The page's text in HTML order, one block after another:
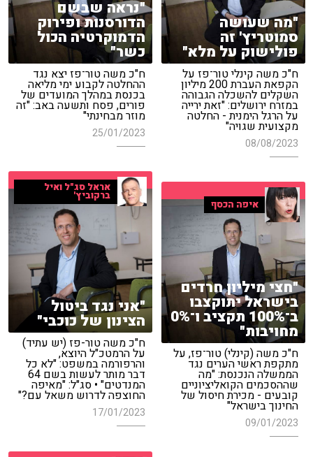
"מה שעושה
סמוטריץ' זה
פולישוק על מלא"
ח"כ משה קינלי טור־פז על
הקפאת העברת 200 מיליון
השקלים להשכלה הגבוהה
במזרח ירושלים: "זאת ירייה
על הרגל הימנית - החלטה
מקצועית שגויה"
08/08/2023
"נראה שבשם
הדורסנות ופירוק
הדמוקרטיה הכול
כשר"
ח"כ משה טור־פז יצא נגד
ההחלטה לקבוע ימי מליאה
בכנסת במהלך המועדים של
פורים, פסח ותשעה באב: "זה
מוזר מבחינתי"
25/01/2023
אראל סג"ל ואיל
ברקוביץ'
"אני נגד ביטול
הצינון של כוכבי"
ח"כ משה טור-פז (יש עתיד)
על הרמטכ"ל היוצא,
והרפורמה במשפט: "לא כל
דבר מותר לעשות בשם 64
המנדטים" • סג"ל: "מאיפה
החוצפה לדרוש משאל עם?"
17/01/2023
איפה הכסף
"חצי מיליון חרדים
בישראל יתוקצבו
ב־100% תקציב ו־0%
מחויבות"
ח"כ משה (קינלי) טור־פז, על
מתקפת ראשי הערים נגד
הממשלה הנכנסת: "מה
שההסכמים הקואליציוניים
קובעים - מכירת חיסול של
החינוך בישראל"
09/01/2023